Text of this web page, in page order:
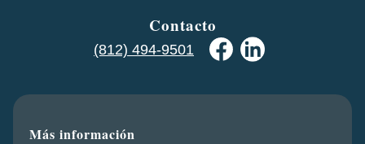
Contacto
(812) 494-9501
Más información